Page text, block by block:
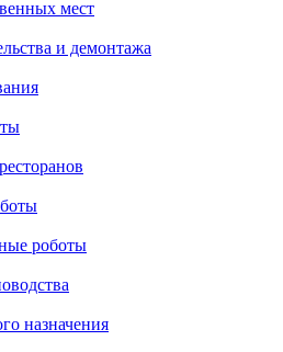
мест
и демонтажа
роботы
назначения